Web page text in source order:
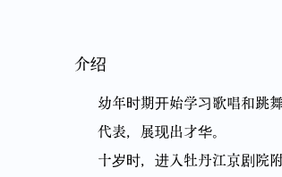
幼年时期开始学习歌唱和跳
代表，展现出才华。
十岁时，进入牡丹江京剧院
介绍